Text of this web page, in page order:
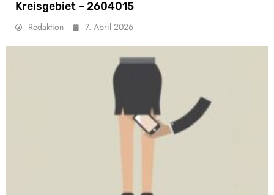
Kreisgebiet – 2604015
Redaktion 7. April 2026